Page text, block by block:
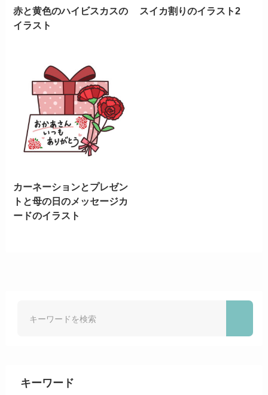
赤と黄色のハイビスカスの
イラスト
スイカ割りのイラスト2
カーネーションとプレゼン
トと母の日のメッセージカ
ードのイラスト
キーワード